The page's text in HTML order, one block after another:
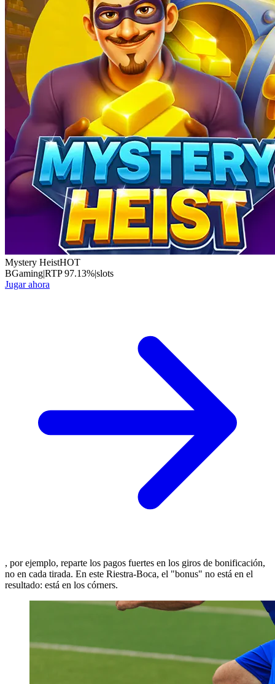
Mystery HeistHOT
BGaming|RTP97.13%|slots
Jugar ahora
, por ejemplo, reparte los pagos fuertes en los giros de bonificación,
no en cada tirada. En este Riestra-Boca, el "bonus" no está en el
resultado: está en los córners.